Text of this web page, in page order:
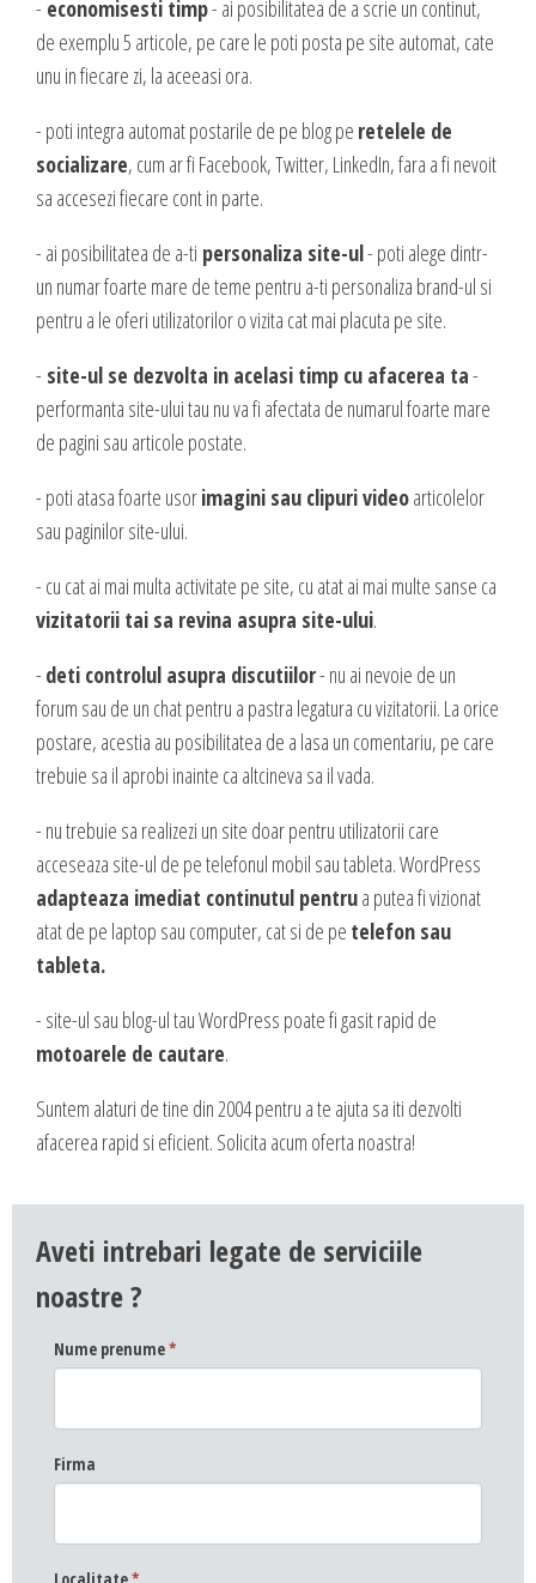
CONTACT
Dow Media - Timisoara
Strada. Johann Heinrich Pestalozzi, Nr. 3-5
0356 44 24 24
Spl. Independentei, Nr. 273
Bucuresti, Sector 6
021 310 72 37
Servicii SEO
Publicitate Online
Administrare campanii Google AdWords
Redactare articole
Clipuri video promovare
E-mail marketing
Realizare / Administrare pagina Facebook
Servicii Copywriting
Servicii PR
Campanii integrate
Corporate blogging
DESIGN & PRINTING
Identitate vizuala, imagine
Grafica publicitara
Fotografie digitala
- economisesti timp- ai posibilitatea de a scrie un continut,
de exemplu 5 articole, pe care le poti posta pe site automat, cate
unu in fiecare zi, la aceeasi ora.
- poti integra automat postarile de pe blog pe retelele de
socializare, cum ar fi Facebook, Twitter, LinkedIn, fara a fi nevoit
sa accesezi fiecare cont in parte.
- ai posibilitatea de a-ti personaliza site-ul- poti alege dintr-
un numar foarte mare de teme pentru a-ti personaliza brand-ul si
pentru a le oferi utilizatorilor o vizita cat mai placuta pe site.
- site-ul se dezvolta in acelasi timp cu afacerea ta-
performanta site-ului tau nu va fi afectata de numarul foarte mare
de pagini sau articole postate.
- poti atasa foarte usorimagini sau clipuri videoarticolelor
sau paginilor site-ului.
- cu cat ai mai multa activitate pe site, cu atat ai mai multe sanse ca
vizitatorii tai sa revina asupra site-ului.
- deti controlul asupra discutiilor- nu ai nevoie de un
forum sau de un chat pentru a pastra legatura cu vizitatorii. La orice
postare, acestia au posibilitatea de a lasa un comentariu, pe care
trebuie sa il aprobi inainte ca altcineva sa il vada.
- nu trebuie sa realizezi un site doar pentru utilizatorii care
acceseaza site-ul de pe telefonul mobil sau tableta. WordPress
adapteaza imediat continutul pentrua putea fi vizionat
atat de pe laptop sau computer, cat si de pe telefon sau
tableta.
- site-ul sau blog-ul tau WordPress poate fi gasit rapid de
motoarele de cautare.
Suntem alaturi de tine din 2004 pentru a te ajuta sa iti dezvolti
afacerea rapid si eficient. Solicita acum oferta noastra!
Aveti intrebari legate de serviciile
noastre ?
Nume prenume*
Firma
Localitate*